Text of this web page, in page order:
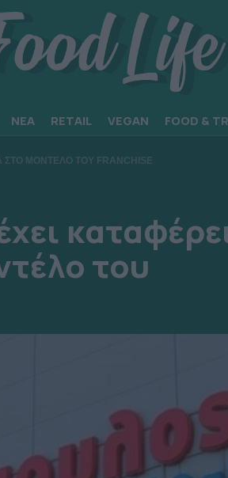
ΝΕΑ RETAIL VEGAN FOOD &
ΜΟΝΤΕΛΟ ΤΟΥ FRANCHISE
του